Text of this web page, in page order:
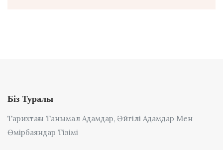
Біз Туралы
Тарихтағы Танымал Адамдар, Әйгілі Адамдар Мен
Өмірбаяндар Тізімі